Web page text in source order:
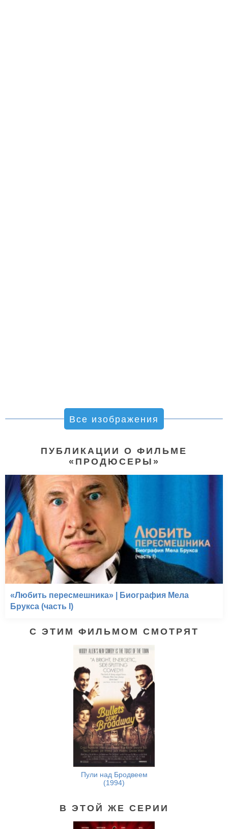
Все изображения
ПУБЛИКАЦИИ О ФИЛЬМЕ
«ПРОДЮСЕРЫ»
«Любить пересмешника» | Биография Мела
Брукса (часть I)
С ЭТИМ ФИЛЬМОМ СМОТРЯТ
Пули над Бродвеем
(1994)
В ЭТОЙ ЖЕ СЕРИИ